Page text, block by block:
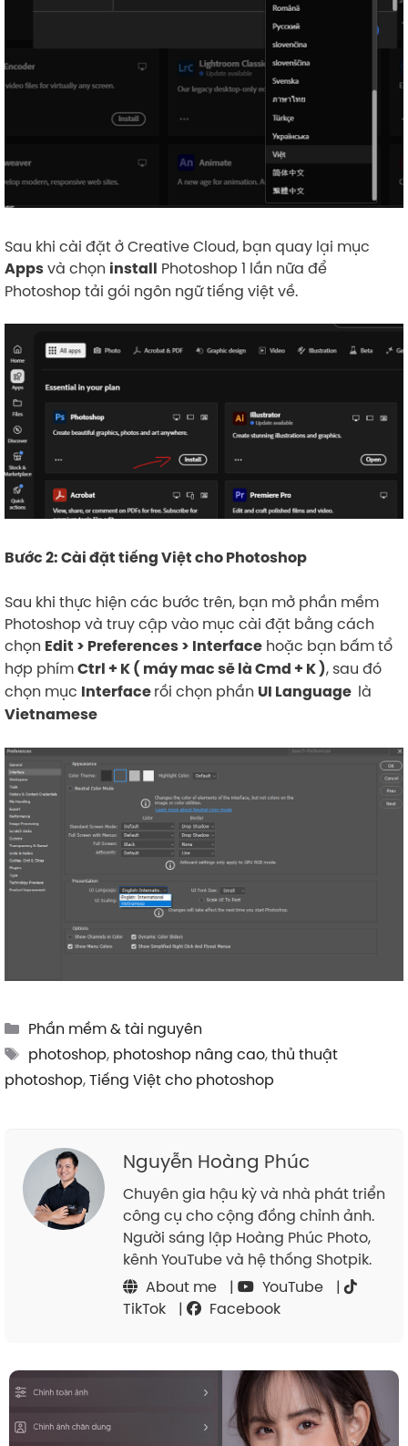
Sau khi cài đặt ở Creative Cloud, bạn quay lại mục
Appsvà chọn install Photoshop 1 lần nữa để
Photoshop tải gói ngôn ngữ tiếng việt về.
Bước 2: Cài đặt tiếng Việt cho Photoshop
Sau khi thực hiện các bước trên, bạn mở phần mềm
Photoshop và truy cập vào mục cài đặt bằng cách
chọn Edit > Preferences > Interface hoặc bạn bấm tổ
hợp phímCtrl + K ( máy mac sẽ là Cmd + K ), sau đó
chọn mục Interfacerồi chọn phần UI Language là
Vietnamese
Categories
Phần mềm & tài nguyên
Tags
photoshop, photoshop nâng cao,thủ thuật
photoshop,Tiếng Việt cho photoshop
Nguyễn Hoàng Phúc
Chuyên gia hậu kỳ và nhà phát triển
công cụ cho cộng đồng chỉnh ảnh.
Người sáng lập Hoàng Phúc Photo,
kênh YouTube và hệ thống Shotpik.
About me
| YouTube
|
TikTok
| Facebook